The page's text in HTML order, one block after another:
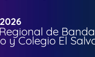
de
y Colegio El